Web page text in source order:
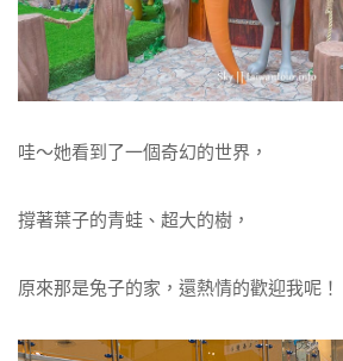
哇～她看到了一個奇幻的世界，
撐著葉子的青蛙、超大的樹，
原來那是兔子的家，還熱情的歡迎我呢！